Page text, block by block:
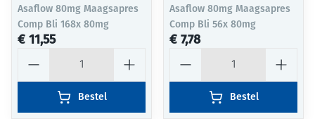
Asaflow 80mg Maagsapres
Comp Bli 168x 80mg
€ 11,55
Bestel
Asaflow 80mg Maagsapres
Comp Bli 56x 80mg
€ 7,78
Bestel